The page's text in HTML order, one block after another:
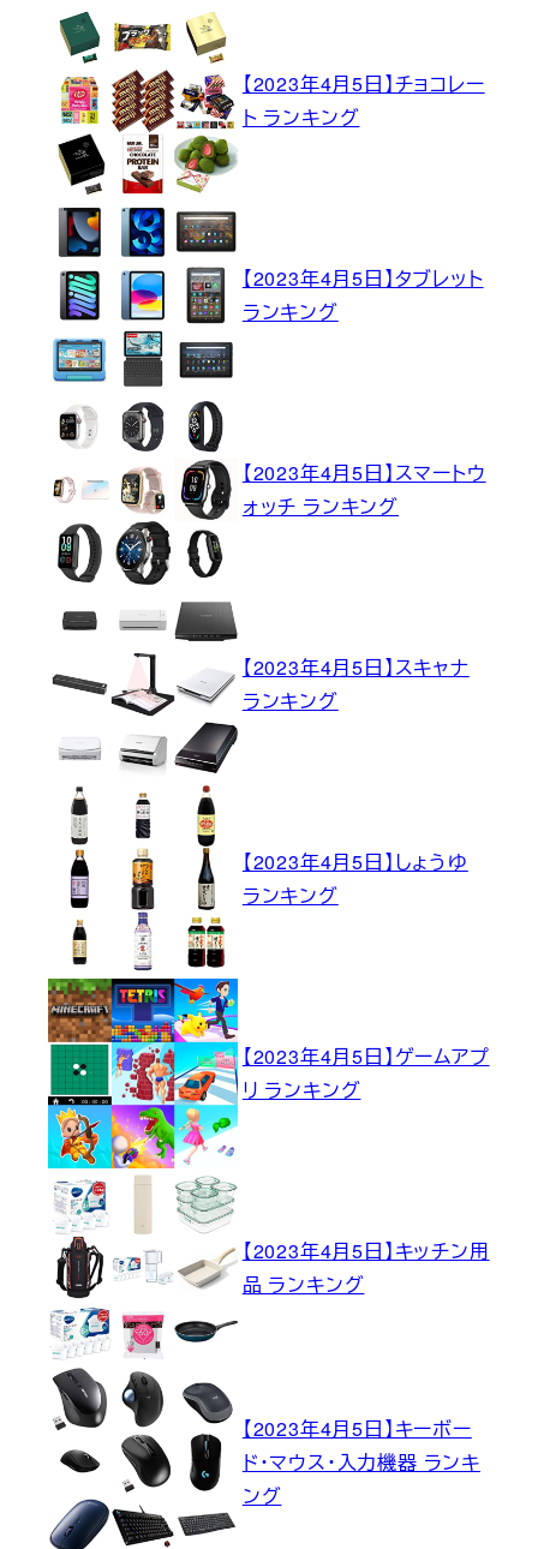
【2023年4月5日】チョコレー
ト ランキング
【2023年4月5日】タブレット
ランキング
【2023年4月5日】スマートウ
ォッチ ランキング
【2023年4月5日】スキャナ
ランキング
【2023年4月5日】しょうゆ
ランキング
【2023年4月5日】ゲームアプ
リ ランキング
【2023年4月5日】キッチン用
品 ランキング
【2023年4月5日】キーボー
ド・マウス・入力機器 ランキ
ング